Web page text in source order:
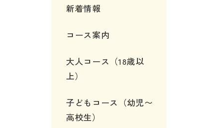
新着情報
コース案内
大人コース（18歳以
上）
子どもコース（幼児〜
高校生）